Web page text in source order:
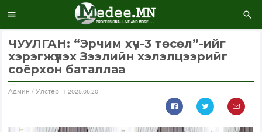
ЧУУЛГАН: “Эрчим хүч-3 төсөл”-ийг
хэрэгжүүлэх Зээлийн хэлэлцээрийг
соёрхон баталлаа
Aдмин / Улстөр 2025.06.20